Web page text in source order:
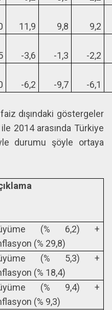
11,9 9,8
9,2
-3,6 -1,3 -2,2
-6,2 -9,7 -6,1
dışındaki göstergeler
2014 arasında Türkiye
durumu şöyle ortaya
(% 6,2) +
(% 29,8)
(% 5,3) +
(% 18,4)
(% 9,4) +
(% 9,3)